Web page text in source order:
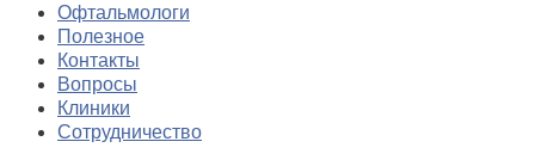
Офтальмологи
Полезное
Контакты
Вопросы
Клиники
Сотрудничество